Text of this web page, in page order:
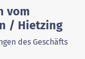
vom
/ Hietzing
des Geschäfts